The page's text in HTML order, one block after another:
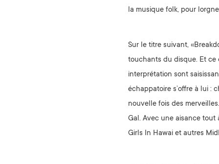
la musique folk, pour
Sur le titre suivant,
touchants du disque. Et ce
interprétation sont
échappatoire s’offre à lui :
nouvelle fois des
Gal. Avec une aisance
Girls In Hawai et autres